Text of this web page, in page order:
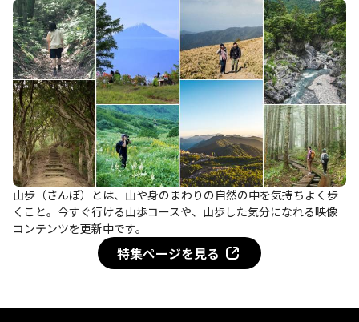
山歩（さんぽ）とは、山や身のまわりの自然の中を気持ちよく歩
くこと。今すぐ行ける山歩コースや、山歩した気分になれる映像
コンテンツを更新中です。
特集ページを見る